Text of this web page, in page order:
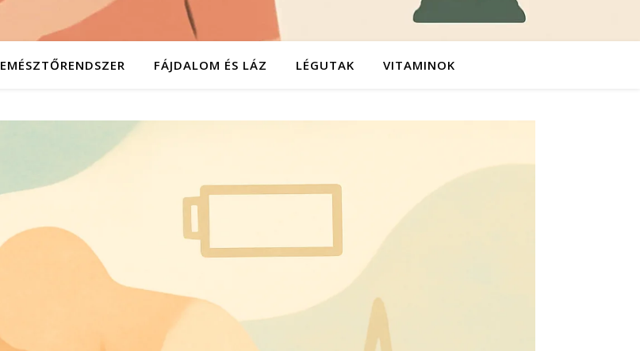
EMÉSZTŐRENDSZER FÁJDALOM ÉS LÁZ LÉGUTAK VITAMINOK